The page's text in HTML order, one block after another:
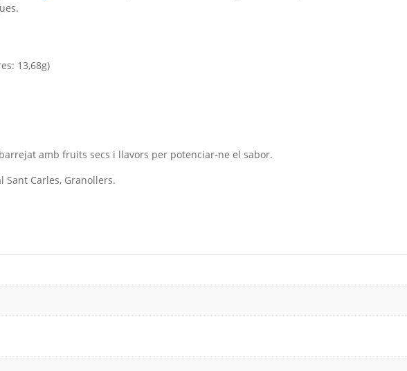
13,68g)
amb fruits secs i llavors per potenciar-ne el sabor.
Sant Carles, Granollers.